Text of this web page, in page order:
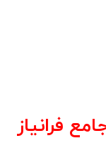
فرانیاز